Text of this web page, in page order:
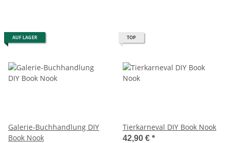
AUF LAGER
Galerie-Buchhandlung DIY
Book Nook
TOP
Tierkarneval DIY Book Nook
42,90 € *